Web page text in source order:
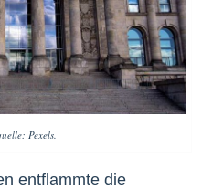
Pexels.
entflammte die